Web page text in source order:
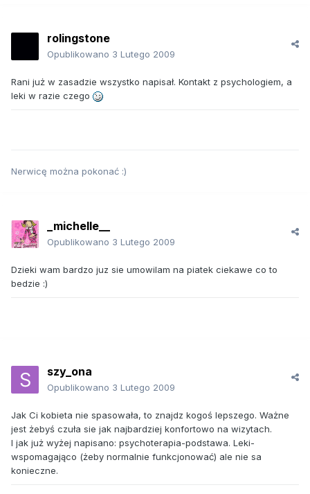
rolingstone
Opublikowano 3 Lutego 2009
Rani już w zasadzie wszystko napisał. Kontakt z psychologiem, a
leki w razie czego
Nerwicę można pokonać :)
_michelle__
Opublikowano 3 Lutego 2009
Dzieki wam bardzo juz sie umowilam na piatek ciekawe co to
bedzie :)
szy_ona
Opublikowano 3 Lutego 2009
Jak Ci kobieta nie spasowała, to znajdz kogoś lepszego. Ważne
jest żebyś czuła sie jak najbardziej konfortowo na wizytach.
I jak już wyżej napisano: psychoterapia-podstawa. Leki-
wspomagająco (żeby normalnie funkcjonować) ale nie sa
konieczne.